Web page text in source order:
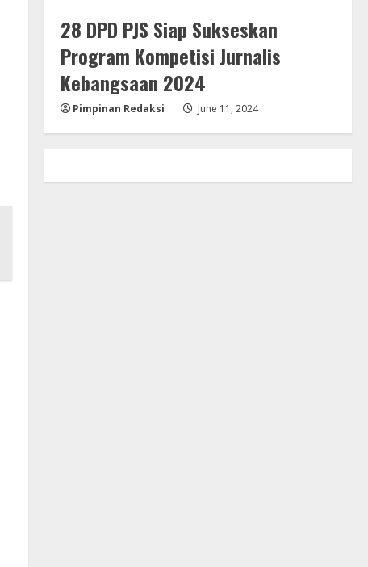
Jurusan HI
August 4, 2026
28 DPD PJS Siap Sukseskan
Program Kompetisi Jurnalis
Kebangsaan 2024
Pimpinan Redaksi June 11, 2024